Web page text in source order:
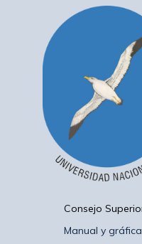
Consejo
Manual y gráfica